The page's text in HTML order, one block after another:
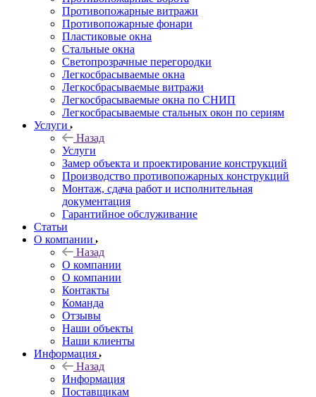
Противопожарные витражи
Противопожарные фонари
Пластиковые окна
Стальные окна
Светопрозрачные перегородки
Легкосбрасываемые окна
Легкосбрасываемые витражи
Легкосбрасываемые окна по СНИП
Легкосбрасываемые стальных окон по сериям
Услуги
Назад
Услуги
Замер объекта и проектирование конструкций
Производство противопожарных конструкций
Монтаж, сдача работ и исполнительная
документация
Гарантийное обслуживание
Статьи
О компании
Назад
О компании
О компании
Контакты
Команда
Отзывы
Наши объекты
Наши клиенты
Информация
Назад
Информация
Поставщикам